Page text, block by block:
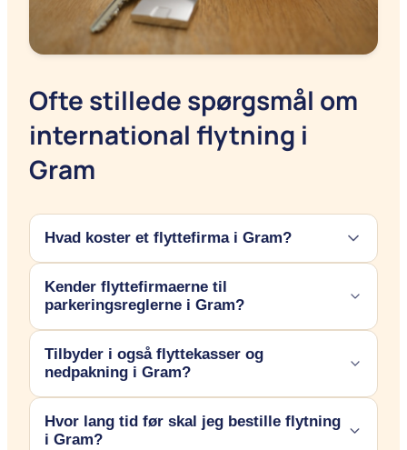
Ofte stillede spørgsmål om
international flytning i
Gram
Hvad koster et flyttefirma i Gram?
Prisen afhænger af boligens størrelse og distancen. En
lokal flytning i Gram starter typisk fra ca. 950 kr. i
timen for to flyttemænd og en vogn. Indhent altid 3
tilbud for at få den skarpeste pris.
Kender flyttefirmaerne til
parkeringsreglerne i Gram?
Ja, vores partnere har stort lokalkendskab til Gram. De
ved, hvor det er tilladt at holde, og kan ofte rådgive om
eller hjælpe med at søge parkeringstilladelser, hvis det
er nødvendigt i dit område.
Tilbyder i også flyttekasser og
nedpakning i Gram?
De fleste af de flyttefirmaer, vi samarbejder med i
Sønderjylland, tilbyder totalløsninger. Det betyder, at
Hvor lang tid før skal jeg bestille flytning
i Gram?